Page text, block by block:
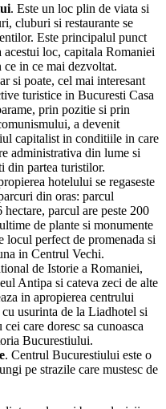
. Este un loc plin de viata si
cluburi si restaurante se
Este principalul punct
loc, capitala Romaniei
ce in ce mai dezvoltat.
si poate, cel mai interesant
turistice in Bucuresti Casa
prin pozitie si prin
a devenit
capitalist in conditiile in care
administrativa din lume si
din partea turistilor.
hotelului se regaseste
din oras: parcul
parcul are peste 200
de plante si monumente
locul perfect de promenada si
in Centrul Vechi.
de Istorie a Romaniei,
Antipa si cateva zeci de alte
in apropierea centrului
usurinta de la Liadhotel si
care doresc sa cunoasca
Bucurestiului.
. Centrul Bucurestiului este o
pe strazile care mustesc de